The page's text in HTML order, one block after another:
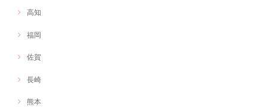
高知
福岡
佐賀
長崎
熊本